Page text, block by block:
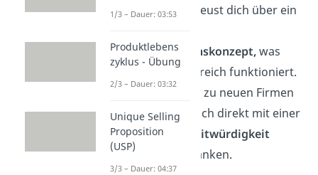
nutzen und freust dich über ein
Unternehmenskonzept,was
bereits erfolgreich funktioniert.
Im Gegensatz zu neuen Firmen
startest du auch direkt mit einer
höheren Kreditwürdigkeit
gegenüber Banken.
1/3 – Dauer: 03:53
Produktlebens
zyklus - Übung
2/3 – Dauer: 03:32
Unique Selling
Proposition
(USP)
3/3 – Dauer: 04:37